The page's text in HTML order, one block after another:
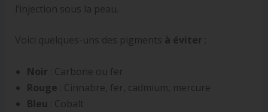
l’injection sous la peau.
Voici quelques-uns des pigments à éviter :
Noir : Carbone ou fer
Rouge : Cinnabre, fer, cadmium, mercure
Bleu : Cobalt